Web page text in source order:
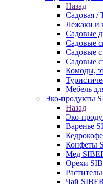
Назад
Садовая /
Лежаки и
Садовые
Садовые
Садовые
Садовые
Комоды,
Мебель
Эко-продукты
Назад
Эко-
Варенье
Конфеты
Мед
Орехи
Чай